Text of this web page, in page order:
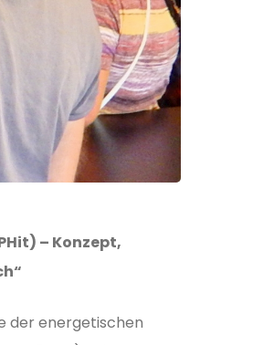
– Konzept,
der energetischen